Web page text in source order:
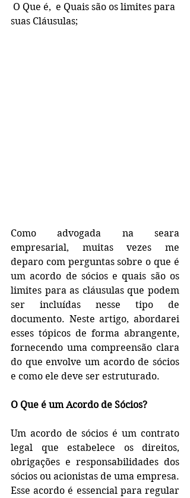
suas Cláusulas;
Como advogada na seara
empresarial, muitas vezes me
deparo com perguntas sobre o que é
um acordo de sócios e quais são os
limites para as cláusulas que podem
ser incluídas nesse tipo de
documento. Neste artigo, abordarei
esses tópicos de forma abrangente,
fornecendo uma compreensão clara
do que envolve um acordo de sócios
e como ele deve ser estruturado.
O Que é um Acordo de Sócios?
Um acordo de sócios é um contrato
legal que estabelece os direitos,
obrigações e responsabilidades dos
sócios ou acionistas de uma empresa.
Esse acordo é essencial para regular